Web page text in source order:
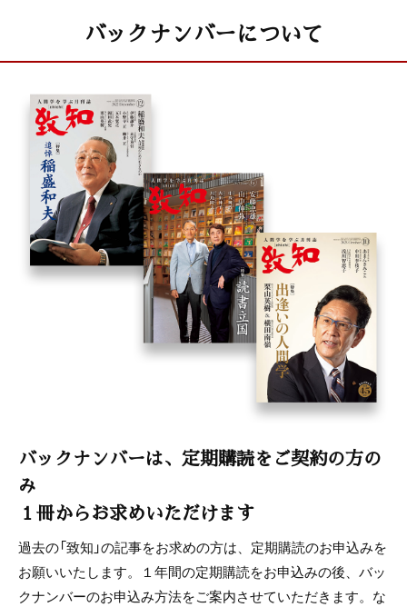
バックナンバーについて
バックナンバーは、定期購読をご契約の方の
み
１冊からお求めいただけます
過去の「致知」の記事をお求めの方は、定期購読のお申込みを
お願いいたします。１年間の定期購読をお申込みの後、バッ
クナンバーのお申込み方法をご案内させていただきます。な